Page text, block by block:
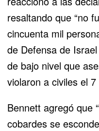
resaltando que “no
cincuenta mil
de Defensa de
de bajo nivel que
violaron a civiles el 7
Bennett agregó que
cobardes se